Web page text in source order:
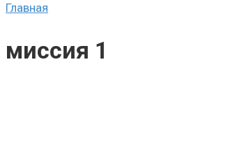
Главная
миссия 1